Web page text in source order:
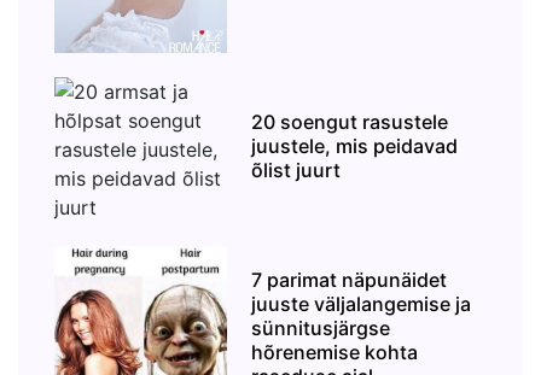
20 soengut rasustele
juustele, mis peidavad
õlist juurt
7 parimat näpunäidet
juuste väljalangemise ja
sünnitusjärgse
hõrenemise kohta